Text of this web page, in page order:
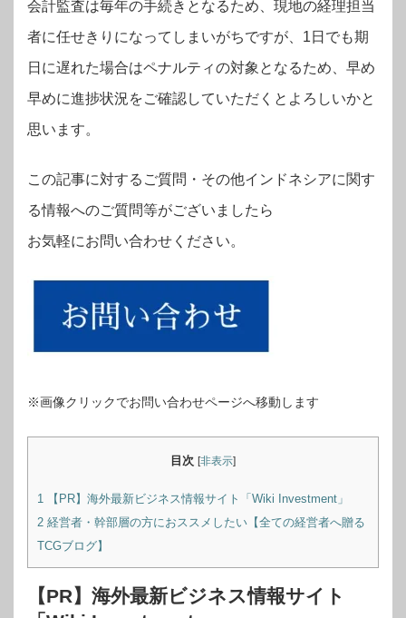
会計監査は毎年の手続きとなるため、現地の経理担当
者に任せきりになってしまいがちですが、1日でも期
日に遅れた場合はペナルティの対象となるため、早め
早めに進捗状況をご確認していただくとよろしいかと
思います。
この記事に対するご質問・その他インドネシアに関す
る情報へのご質問等がございましたら
お気軽にお問い合わせください。
※画像クリックでお問い合わせページへ移動します
目次 [非表示]
1 【PR】海外最新ビジネス情報サイト「Wiki Investment」
2 経営者・幹部層の方におススメしたい【全ての経営者へ贈る
TCGブログ】
【PR】海外最新ビジネス情報サイト